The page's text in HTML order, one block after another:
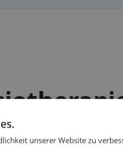
unserer Website zu